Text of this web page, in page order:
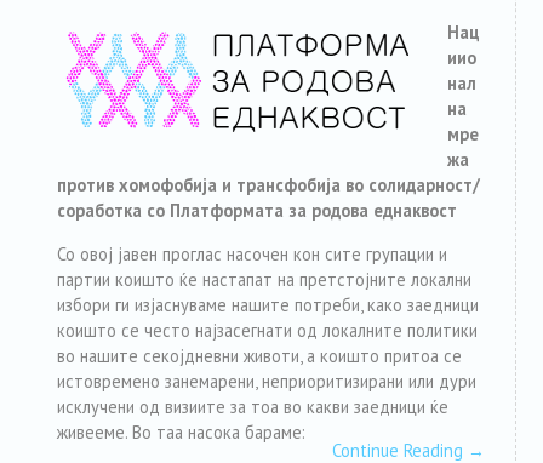
Нац
иио
нал
на
мре
жа
против хомофобија и трансфобија во солидарност/
соработка со Платформата за родова еднаквост
Со овој јавен проглас насочен кон сите групации и
партии коишто ќе настапат на претстојните локални
избори ги изјаснуваме нашите потреби, како заедници
коишто се често најзасегнати од локалните политики
во нашите секојдневни животи, а коишто притоа се
истовремено занемарени, неприоритизирани или дури
исклучени од визиите за тоа во какви заедници ќе
живееме. Во таа насока бараме:
Continue Reading →